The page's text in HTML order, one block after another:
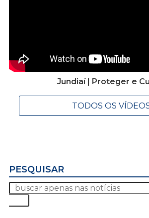
Jundiaí | Proteger e
TODOS OS
PESQUISAR